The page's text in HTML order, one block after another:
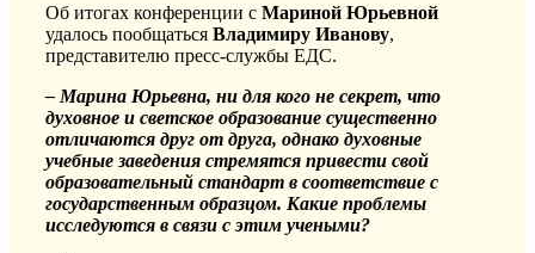
Об итогах конференции с Мариной Юрьевной
удалось пообщаться Владимиру Иванову,
представителю пресс-службы ЕДС.
– Марина Юрьевна, ни для кого не секрет, что
духовное и светское образование существенно
отличаются друг от друга, однако духовные
учебные заведения стремятся привести свой
образовательный стандарт в соответствие с
государственным образцом. Какие проблемы
исследуются в связи с этим учеными?